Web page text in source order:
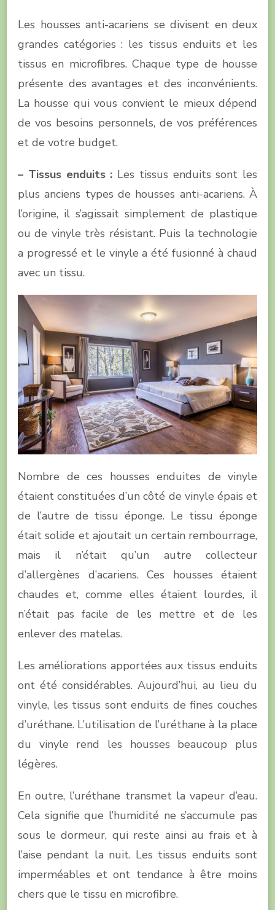
Les housses anti-acariens se divisent en deux
grandes catégories : les tissus enduits et les
tissus en microfibres. Chaque type de housse
présente des avantages et des inconvénients.
La housse qui vous convient le mieux dépend
de vos besoins personnels, de vos préférences
et de votre budget.
– Tissus enduits : Les tissus enduits sont les
plus anciens types de housses anti-acariens. À
l’origine, il s’agissait simplement de plastique
ou de vinyle très résistant. Puis la technologie
a progressé et le vinyle a été fusionné à chaud
avec un tissu.
Nombre de ces housses enduites de vinyle
étaient constituées d’un côté de vinyle épais et
de l’autre de tissu éponge. Le tissu éponge
était solide et ajoutait un certain rembourrage,
mais il n’était qu’un autre collecteur
d’allergènes d’acariens. Ces housses étaient
chaudes et, comme elles étaient lourdes, il
n’était pas facile de les mettre et de les
enlever des matelas.
Les améliorations apportées aux tissus enduits
ont été considérables. Aujourd’hui, au lieu du
vinyle, les tissus sont enduits de fines couches
d’uréthane. L’utilisation de l’uréthane à la place
du vinyle rend les housses beaucoup plus
légères.
En outre, l’uréthane transmet la vapeur d’eau.
Cela signifie que l’humidité ne s’accumule pas
sous le dormeur, qui reste ainsi au frais et à
l’aise pendant la nuit. Les tissus enduits sont
imperméables et ont tendance à être moins
chers que le tissu en microfibre.